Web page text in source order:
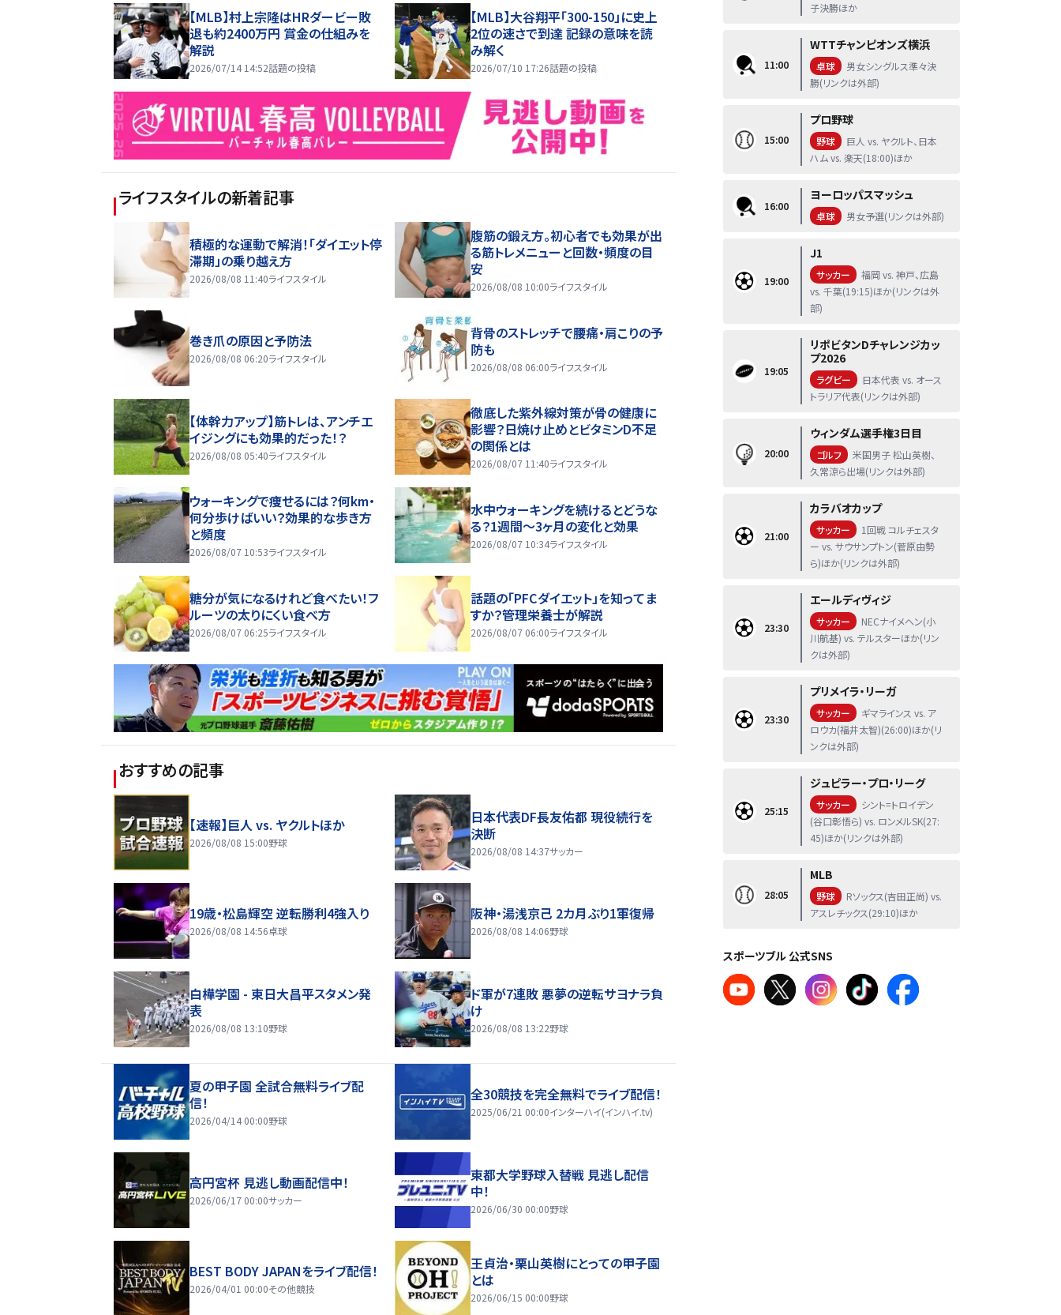
【MLB】村上宗隆はHRダービー敗
退も約2400万円 賞金の仕組みを
解説
2026/07/14 14:52話題の投稿
【MLB】大谷翔平「300-150」に史上
2位の速さで到達 記録の意味を読
み解く
2026/07/10 17:26話題の投稿
ライフスタイルの新着記事
積極的な運動で解消！「ダイエット停
滞期」の乗り越え方
2026/08/08 11:40ライフスタイル
腹筋の鍛え方。初心者でも効果が出
る筋トレメニューと回数・頻度の目
安
2026/08/08 10:00ライフスタイル
巻き爪の原因と予防法
2026/08/08 06:20ライフスタイル
背骨のストレッチで腰痛・肩こりの予
防も
2026/08/08 06:00ライフスタイル
【体幹力アップ】筋トレは、アンチエ
イジングにも効果的だった！？
2026/08/08 05:40ライフスタイル
徹底した紫外線対策が骨の健康に
影響？日焼け止めとビタミンD不足
の関係とは
2026/08/07 11:40ライフスタイル
ウォーキングで痩せるには？何km・
何分歩けばいい？効果的な歩き方
と頻度
2026/08/07 10:53ライフスタイル
水中ウォーキングを続けるとどうな
る？1週間～3ヶ月の変化と効果
2026/08/07 10:34ライフスタイル
糖分が気になるけれど食べたい！フ
ルーツの太りにくい食べ方
2026/08/07 06:25ライフスタイル
話題の「PFCダイエット」を知ってま
すか？管理栄養士が解説
2026/08/07 06:00ライフスタイル
おすすめの記事
【速報】巨人 vs. ヤクルトほか
2026/08/08 15:00野球
日本代表DF長友佑都 現役続行を
決断
2026/08/08 14:37サッカー
19歳・松島輝空 逆転勝利4強入り
2026/08/08 14:56卓球
阪神・湯浅京己 2カ月ぶり1軍復帰
2026/08/08 14:06野球
白樺学園 - 東日大昌平スタメン発
表
2026/08/08 13:10野球
ド軍が7連敗 悪夢の逆転サヨナラ負
け
2026/08/08 13:22野球
夏の甲子園 全試合無料ライブ配
信！
2026/04/14 00:00野球
全30競技を完全無料でライブ配信！
2025/06/21 00:00インターハイ(インハイ.tv)
高円宮杯 見逃し動画配信中！
2026/06/17 00:00サッカー
東都大学野球入替戦 見逃し配信
中！
2026/06/30 00:00野球
BEST BODY JAPANをライブ配信！
2026/04/01 00:00その他競技
王貞治・栗山英樹にとっての甲子園
とは
2026/06/15 00:00野球
子決勝ほか
11:00
WTTチャンピオンズ横浜
卓球
男女シングルス準々決
勝(リンクは外部)
15:00
プロ野球
野球
巨人 vs. ヤクルト、日本
ハム vs. 楽天(18:00)ほか
16:00
ヨーロッパスマッシュ
卓球 男女予選(リンクは外部)
19:00
J1
サッカー
福岡 vs. 神戸、広島
vs. 千葉(19:15)ほか(リンクは外
部)
19:05
リポビタンDチャレンジカッ
プ2026
ラグビー
日本代表 vs. オース
トラリア代表(リンクは外部)
20:00
ウィンダム選手権3日目
ゴルフ
米国男子 松山英樹、
久常涼ら出場(リンクは外部)
21:00
カラバオカップ
サッカー
1回戦 コルチェスタ
ー vs. サウサンプトン(菅原由勢
ら)ほか(リンクは外部)
23:30
エールディヴィジ
サッカー
NECナイメヘン(小
川航基) vs. テルスターほか(リン
クは外部)
23:30
プリメイラ・リーガ
サッカー
ギマラインス vs. ア
ロウカ(福井太智)(26:00)ほか(リ
ンクは外部)
25:15
ジュピラー・プロ・リーグ
サッカー
シント=トロイデン
(谷口彰悟ら) vs. ロンメルSK(27:
45)ほか(リンクは外部)
28:05
MLB
野球
Rソックス(吉田正尚) vs.
アスレチックス(29:10)ほか
スポーツブル 公式SNS